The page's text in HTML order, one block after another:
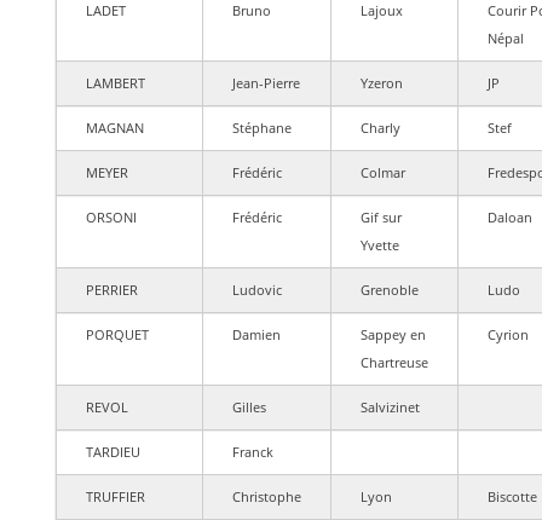
LADET Bruno Lajoux
Courir
Népal
LAMBERT Jean-Pierre Yzeron JP
MAGNAN Stéphane Charly Stef
MEYER Frédéric Colmar
ORSONI Frédéric
Gif sur
Yvette
Daloan
PERRIER Ludovic Grenoble Ludo
PORQUET Damien
Sappey en
Chartreuse
Cyrion
REVOL Gilles Salvizinet
TARDIEU Franck
TRUFFIER Christophe Lyon Biscotte